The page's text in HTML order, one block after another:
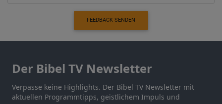
FEEDBACK SENDEN
Der Bibel TV Newsletter
Verpasse keine Highlights. Der Bibel TV Newsletter mit
aktuellen Programmtipps, geistlichem Impuls und